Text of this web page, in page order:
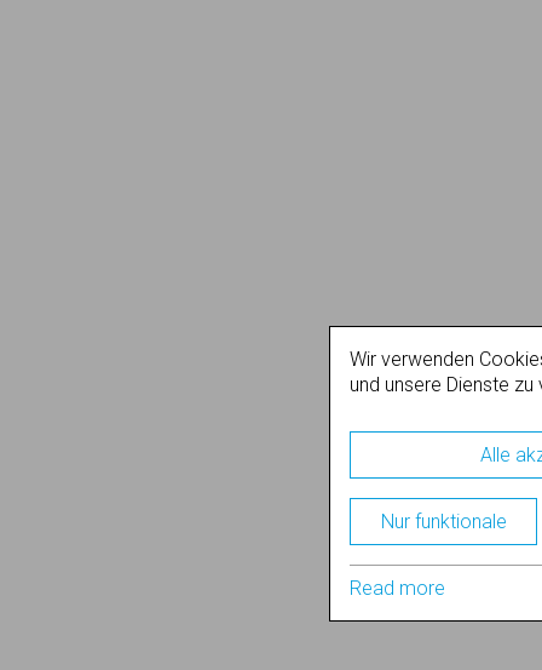
Wir verwenden
und unsere Dienste zu
Alle
Nur funktionale
Read more